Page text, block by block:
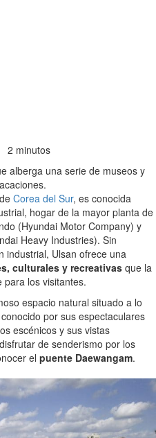
2 minutos
alberga una serie de museos y
Corea del Sur, es conocida
hogar de la mayor planta de
(Hyundai Motor Company) y
Heavy Industries). Sin
industrial, Ulsan ofrece una
culturales y recreativas que la
para los visitantes.
espacio natural situado a lo
por sus espectaculares
escénicos y sus vistas
de senderismo por los
el puente Daewangam.